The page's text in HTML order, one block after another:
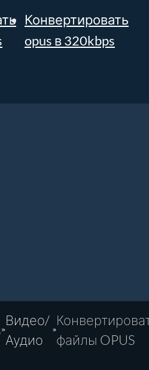
Конвертировать
opus в 320kbps
Видео/
Аудио
файлы OPUS